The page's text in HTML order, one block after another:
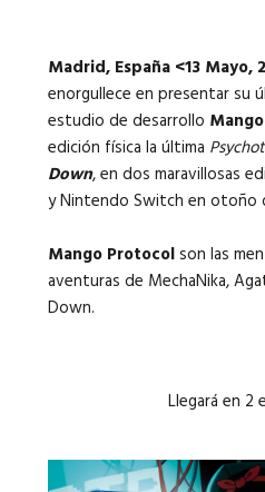
Madrid, España <13 Mayo,
enorgullece en presentar su
estudio de desarrollo
edición física la última
Down, en dos maravillosas
y Nintendo Switch en otoño
Mango Protocolson las
aventuras de MechaNika,
Down.
Llegará en 2